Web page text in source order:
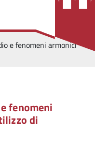
e fenomeni armonici
fenomeni
di